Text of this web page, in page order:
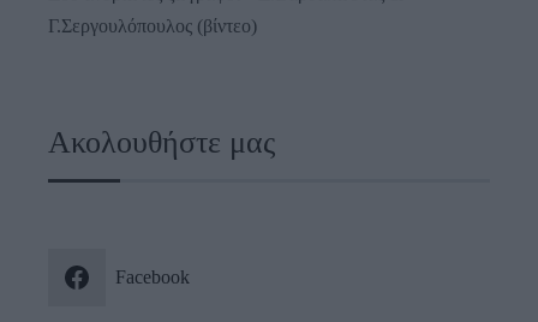
Γ.Σεργουλόπουλος (βίντεο)
Ακολουθήστε μας
Facebook